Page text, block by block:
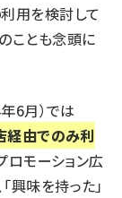
用を検討して
ことも念頭に
6月）では
経由でのみ利
ロモーション広
興味を持った」